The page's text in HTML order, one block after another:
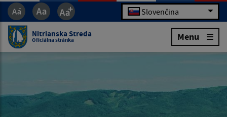
Slovenčina
Nitrianska Streda
Oficiálna stránka Menu